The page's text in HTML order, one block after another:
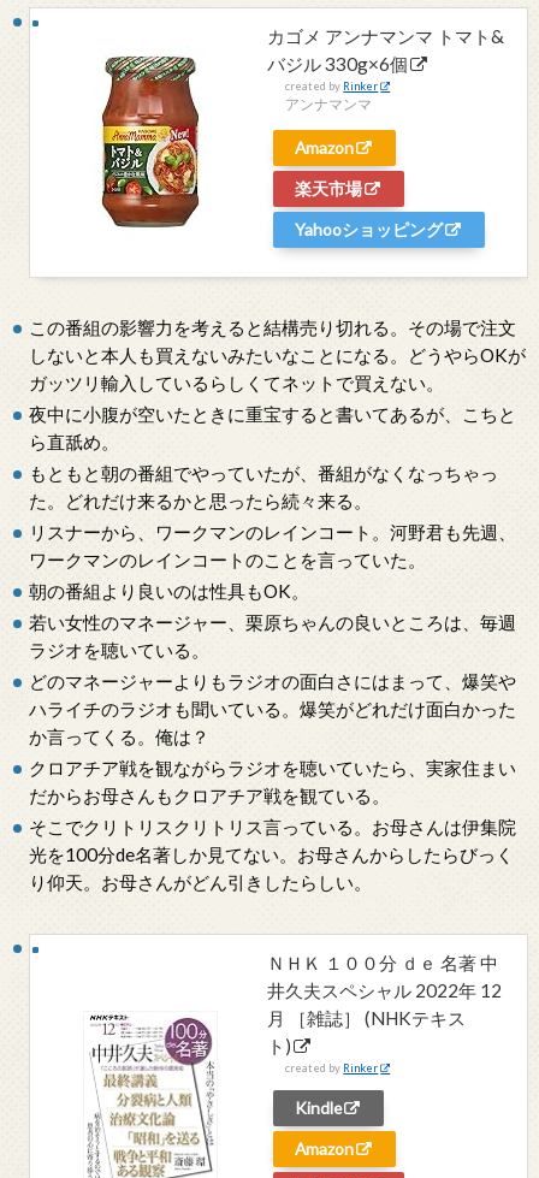
カゴメ アンナマンマ トマト&
バジル 330g×6個
created by Rinker
アンナマンマ
Amazon
楽天市場
Yahooショッピング
この番組の影響力を考えると結構売り切れる。その場で注文
しないと本人も買えないみたいなことになる。どうやらOKが
ガッツリ輸入しているらしくてネットで買えない。
夜中に小腹が空いたときに重宝すると書いてあるが、こちと
ら直舐め。
もともと朝の番組でやっていたが、番組がなくなっちゃっ
た。どれだけ来るかと思ったら続々来る。
リスナーから、ワークマンのレインコート。河野君も先週、
ワークマンのレインコートのことを言っていた。
朝の番組より良いのは性具もOK。
若い女性のマネージャー、栗原ちゃんの良いところは、毎週
ラジオを聴いている。
どのマネージャーよりもラジオの面白さにはまって、爆笑や
ハライチのラジオも聞いている。爆笑がどれだけ面白かった
か言ってくる。俺は？
クロアチア戦を観ながらラジオを聴いていたら、実家住まい
だからお母さんもクロアチア戦を観ている。
そこでクリトリスクリトリス言っている。お母さんは伊集院
光を100分de名著しか見てない。お母さんからしたらびっく
り仰天。お母さんがどん引きしたらしい。
ＮＨＫ １００分 ｄｅ 名著 中
井久夫スペシャル 2022年 12
月 ［雑誌］ (NHKテキス
ト)
created by Rinker
Kindle
Amazon